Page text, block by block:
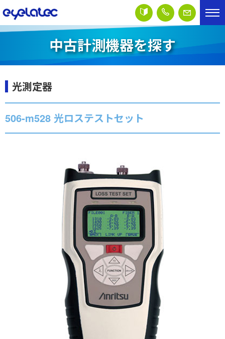
中古計測機器を探す
光測定器
506-m528 光ロステストセット